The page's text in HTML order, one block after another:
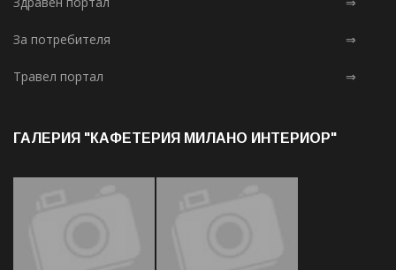
За потребителя ⇒
Травел портал ⇒
ГАЛЕРИЯ "КАФЕТЕРИЯ МИЛАНО ИНТЕРИОР"